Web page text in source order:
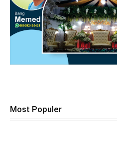
Most Populer